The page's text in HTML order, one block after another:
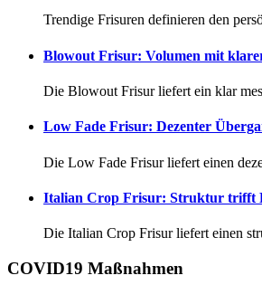
Trendige Frisuren definieren den
Blowout Frisur: Volumen mit
Die Blowout Frisur liefert ein klar
Low Fade Frisur: Dezenter
Die Low Fade Frisur liefert einen
Italian Crop Frisur: Struktur trifft
Die Italian Crop Frisur liefert einen
COVID19 Maßnahmen